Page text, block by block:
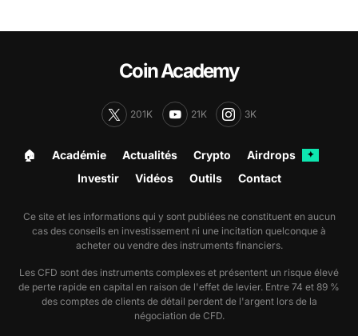
Coin Academy
201K 21K 3K
🏠︎ Académie Actualités Crypto Airdrops ✦
Investir Vidéos Outils Contact
Ce site et les informations qui y sont publiées ne constituent en aucun
cas des conseils en investissement ni une incitation quelconque à
acheter ou vendre des instruments financiers.
Les CFD sont des instruments complexes et présentent un risque élevé
de perte rapide en capital en raison de l'effet de levier. Entre 74 et 89 %
des comptes de clients de détail perdent de l'argent lors de la
négociation de CFD.